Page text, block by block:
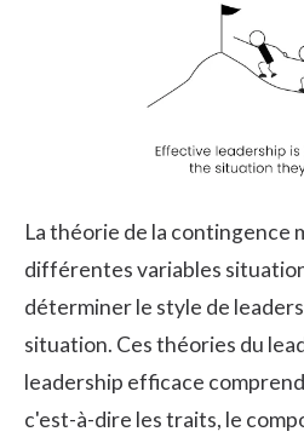
La théorie de la contingence
différentes variables
déterminer le style de
situation. Ces théories du
leadership efficace
c'est-à-dire les traits, le